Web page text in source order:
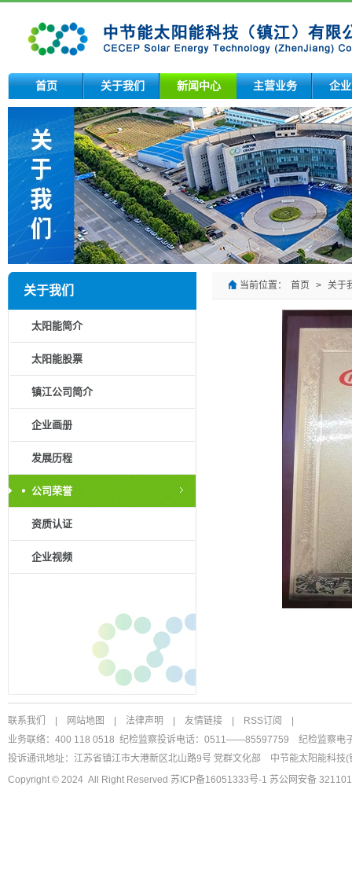
首页 关于我们 新闻中心 主营业务 企
关于我们
太阳能简介
太阳能股票
镇江公司简介
企业画册
发展历程
公司荣誉
资质认证
企业视频
当前位置： 首页 > 关于
联系我们 网站地图 法律声明 友情链接 RSS订阅
业务联络：400 118 0518 纪检监察投诉电话：0511——85597759 纪检监察电
投诉通讯地址：江苏省镇江市大港新区北山路9号 党群文化部
中节能太阳能科技
Copyright © 2024 All Right Reserved 苏ICP备16051333号-1 苏公网安备